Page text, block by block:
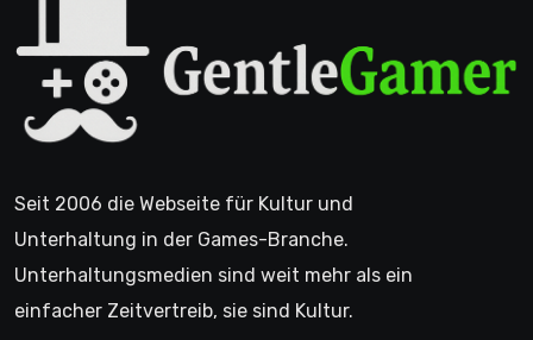
Seit 2006 die Webseite für Kultur und
Unterhaltung in der Games-Branche.
Unterhaltungsmedien sind weit mehr als ein
einfacher Zeitvertreib, sie sind Kultur.